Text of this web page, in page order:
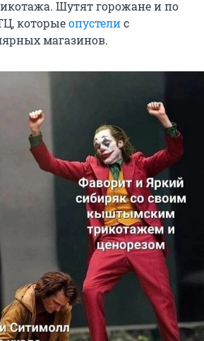
Шутят горожане и по
которыеопустелис
магазинов.